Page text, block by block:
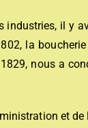
industries, il y
la
nous a
et